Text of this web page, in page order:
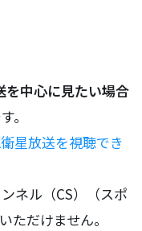
中心に見たい場合
。
星放送を視聴でき
ネル（CS）（スポ
ただけません。